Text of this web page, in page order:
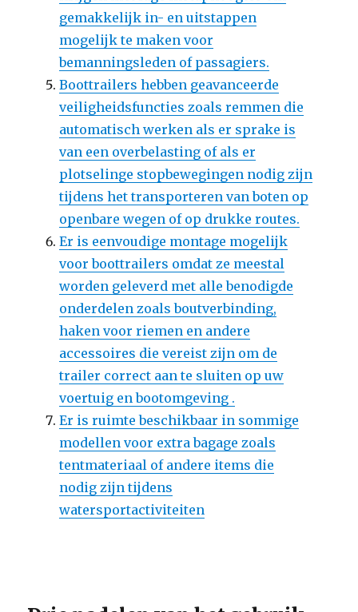
gemakkelijk in- en uitstappen
mogelijk te maken voor
bemanningsleden of passagiers.
Boottrailers hebben geavanceerde
veiligheidsfuncties zoals remmen die
automatisch werken als er sprake is
van een overbelasting of als er
plotselinge stopbewegingen nodig zijn
tijdens het transporteren van boten op
openbare wegen of op drukke routes.
Er is eenvoudige montage mogelijk
voor boottrailers omdat ze meestal
worden geleverd met alle benodigde
onderdelen zoals boutverbinding,
haken voor riemen en andere
accessoires die vereist zijn om de
trailer correct aan te sluiten op uw
voertuig en bootomgeving .
Er is ruimte beschikbaar in sommige
modellen voor extra bagage zoals
tentmateriaal of andere items die
nodig zijn tijdens
watersportactiviteiten